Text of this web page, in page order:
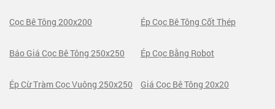
Cọc Bê Tông 200x200 Ép Cọc Bê Tông Cốt Thép
Báo Giá Cọc Bê Tông 250x250 Ép Cọc Bằng Robot
Ép Cừ Tràm Cọc Vuông 250x250 Giá Cọc Bê Tông 20x20